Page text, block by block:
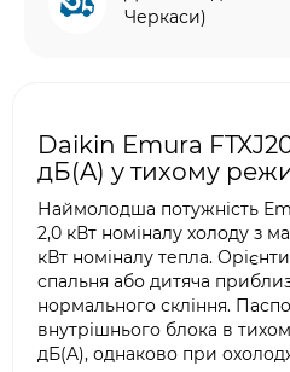
Черкаси)
Daikin Emura
дБ(A) у тихому
Наймолодша потужність
2,0 кВт номіналу холоду з
кВт номіналу тепла.
спальня або дитяча
нормального скління.
внутрішнього блока в
дБ(A), однаково при